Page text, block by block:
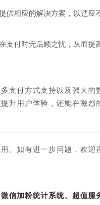
供相应的解决方案，以适应
付时无后顾之忧，从而提
支付方式支持以及强大的
升用户体验，还能在激烈
。如有进一步问题，欢迎
信加粉统计系统、超值服